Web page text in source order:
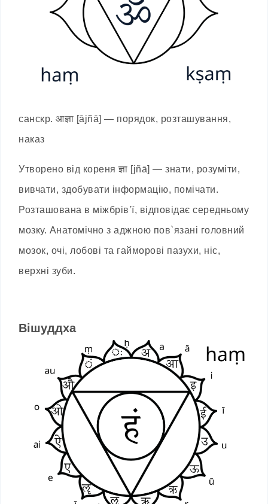
санскр. आज्ञा [ājñā] — порядок, розташування,
наказ
Утворено від кореня ज्ञा [jñā] — знати, розуміти,
вивчати, здобувати інформацію, помічати.
Розташована в міжбрів’ї, відповідає середньому
мозку. Анатомічно з аджною пов`язані головний
мозок, очі, лобові та гайморові пазухи, ніс,
верхні зуби.
Вішуддха